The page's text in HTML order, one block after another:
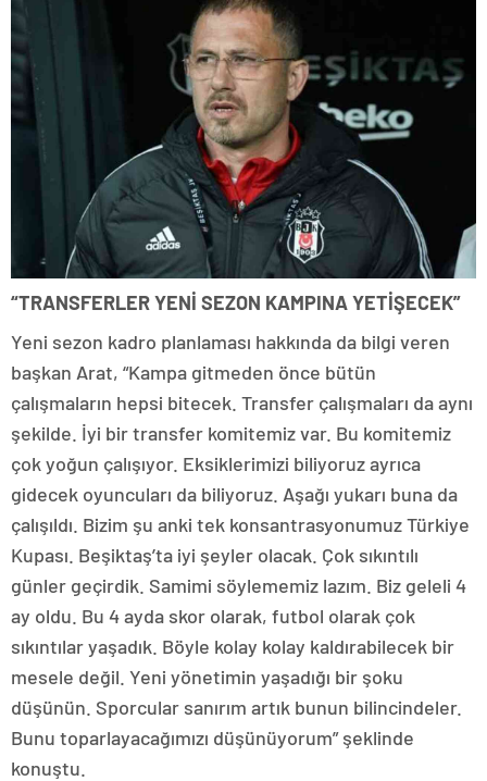
“TRANSFERLER YENİ SEZON KAMPINA YETİŞECEK”
Yeni sezon kadro planlaması hakkında da bilgi veren
başkan Arat, “Kampa gitmeden önce bütün
çalışmaların hepsi bitecek. Transfer çalışmaları da aynı
şekilde. İyi bir transfer komitemiz var. Bu komitemiz
çok yoğun çalışıyor. Eksiklerimizi biliyoruz ayrıca
gidecek oyuncuları da biliyoruz. Aşağı yukarı buna da
çalışıldı. Bizim şu anki tek konsantrasyonumuz Türkiye
Kupası. Beşiktaş’ta iyi şeyler olacak. Çok sıkıntılı
günler geçirdik. Samimi söylememiz lazım. Biz geleli 4
ay oldu. Bu 4 ayda skor olarak, futbol olarak çok
sıkıntılar yaşadık. Böyle kolay kolay kaldırabilecek bir
mesele değil. Yeni yönetimin yaşadığı bir şoku
düşünün. Sporcular sanırım artık bunun bilincindeler.
Bunu toparlayacağımızı düşünüyorum” şeklinde
konuştu.